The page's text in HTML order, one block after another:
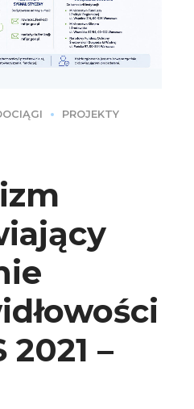
PROJEKTY
2021 –